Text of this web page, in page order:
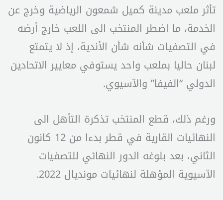
تأثر ملعب مدينة كميل شمعون الرياضية وخرج عن
الخدمة، ما اضطر المنتخب الى اللعب خارج أرضه
في التصفيات شأنه شأن الأندية، إذ لا يتمتع
لبنان حاليا بملعب واحد يستوفي معايير الاتحادين
الدولي “الفيفا” والآسيوي.
ورغم ذلك، قطع المنتخب تذكرة التأهل الى
النهائيات القارية في قطر بدءا من 12 كانون
الثاني، بعد بلوغه الدور النهائي للتصفيات
الآسيوية المؤهلة لنهائيات مونديال 2022.